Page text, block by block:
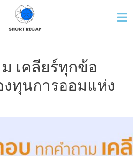
เคลียร์ทุกข้อ
งทุนการออมแห่ง